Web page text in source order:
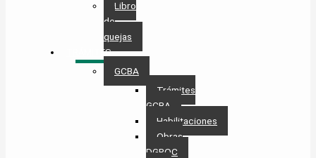
Libro
de
quejas
TRÁMITES
GCBA
Trámites
GCBA
Habilitaciones
Obras
DGROC